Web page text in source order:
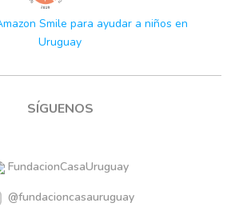
SÍGUENOS
FundacionCasaUruguay
@fundacioncasauruguay